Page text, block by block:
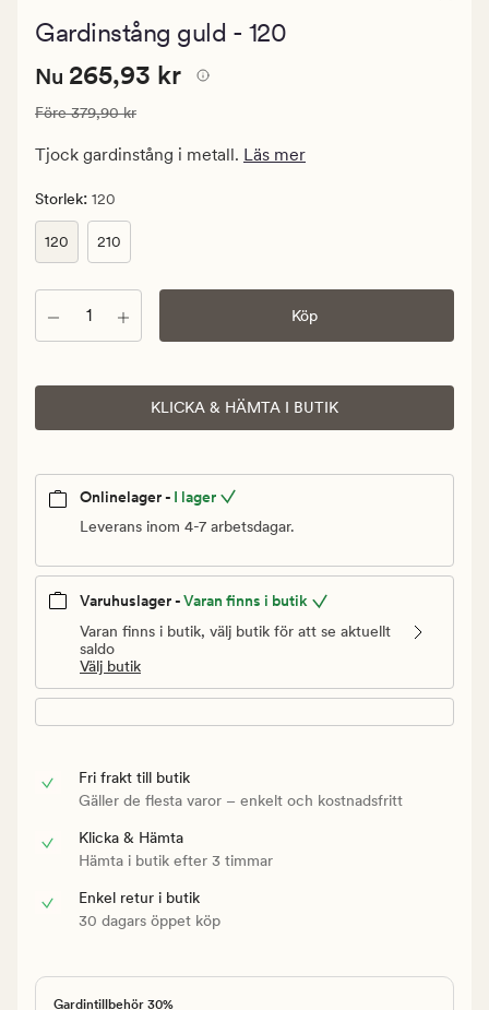
Gardinstång guld - 120
Nuvarande
265,93
kr.
pris
379,90
kr
Nuvarande pris
Nu 265,93 kr
Ordinarie pris 379,90 kr
Före379,90 kr
Tjock gardinstång i metall. Läs mer
Storlek: 120
120 210
Antal Köp
KLICKA & HÄMTA I BUTIK
Onlinelager - I lager
Leverans inom 4-7 arbetsdagar.
Varuhuslager -Varan finns i butik
Varan finns i butik, välj butik för att se aktuellt
saldo
Välj butik
Fri frakt till butik
Gäller de flesta varor – enkelt och kostnadsfritt
Klicka & Hämta
Hämta i butik efter 3 timmar
Enkel retur i butik
30 dagars öppet köp
Gardintillbehör 30%